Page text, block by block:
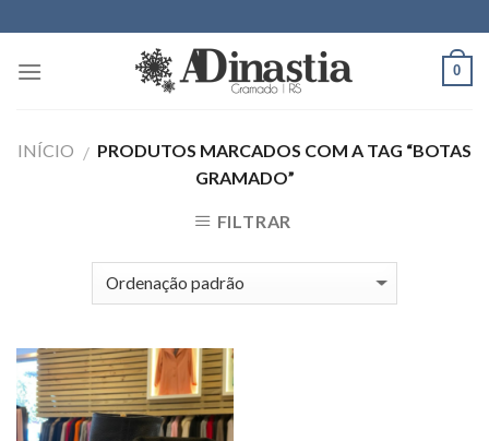
to
content
0
INÍCIO / PRODUTOS MARCADOS COM A TAG “BOTAS
GRAMADO”
FILTRAR